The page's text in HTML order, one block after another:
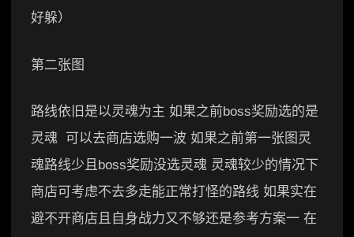
好躲）
第二张图
路线依旧是以灵魂为主 如果之前boss奖励选的是
灵魂 可以去商店选购一波 如果之前第一张图灵
魂路线少且boss奖励没选灵魂 灵魂较少的情况下
商店可考虑不去多走能正常打怪的路线 如果实在
避不开商店且自身战力又不够还是参考方案一 在